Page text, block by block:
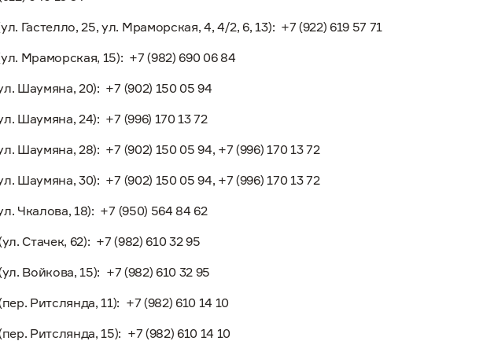
Гастелло, 25, ул. Мраморская, 4, 4/2, 6, 13): +7 (922) 619 57 71
Мраморская, 15): +7 (982) 690 06 84
Шаумяна, 20): +7 (902) 150 05 94
Шаумяна, 24): +7 (996) 170 13 72
Шаумяна, 28): +7 (902) 150 05 94, +7 (996) 170 13 72
Шаумяна, 30): +7 (902) 150 05 94, +7 (996) 170 13 72
Чкалова, 18): +7 (950) 564 84 62
Стачек, 62): +7 (982) 610 32 95
Войкова, 15): +7 (982) 610 32 95
Ритслянда, 11): +7 (982) 610 14 10
Ритслянда, 15): +7 (982) 610 14 10